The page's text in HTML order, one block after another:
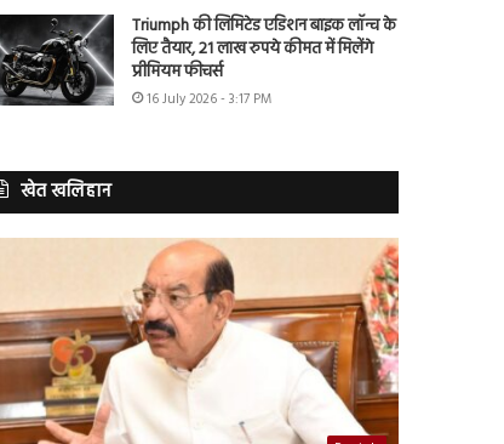
Triumph की लिमिटेड एडिशन बाइक लॉन्च के
लिए तैयार, 21 लाख रुपये कीमत में मिलेंगे
प्रीमियम फीचर्स
16 July 2026 - 3:17 PM
खेत खलिहान